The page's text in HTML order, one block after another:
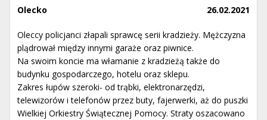
26.02.2021
Olecko
Oleccy policjanci złapali sprawcę serii kradzieży. Mężczyzna
plądrował między innymi garaże oraz piwnice.
Na swoim koncie ma włamanie z kradzieżą także do
budynku gospodarczego, hotelu oraz sklepu.
Zakres łupów szeroki- od trąbki, elektronarzędzi,
telewizorów i telefonów przez buty, fajerwerki, aż do puszki
Wielkiej Orkiestry Świątecznej Pomocy. Straty oszacowano